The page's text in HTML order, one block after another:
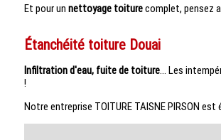
Et pour un nettoyage toiturecomplet, pensez
Étanchéité toiture Douai
Infiltration d'eau, fuite de toiture... Les
!
Notre entreprise TOITURE TAISNE PIRSON